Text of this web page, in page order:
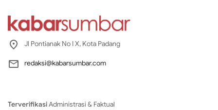
Jl Pontianak No I X, Kota Padang
redaksi@kabarsumbar.com
TerverifikasiAdministrasi & Faktual